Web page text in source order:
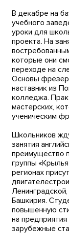
В декабре на
учебного
уроки для
проекта. На
которые они
переходе на
Основы
наставник из
колледжа.
мастерских,
ученическим
Школьников
занятия
преимущество
группы
регионах
Башкирия.
повышенную
на
зарубежные